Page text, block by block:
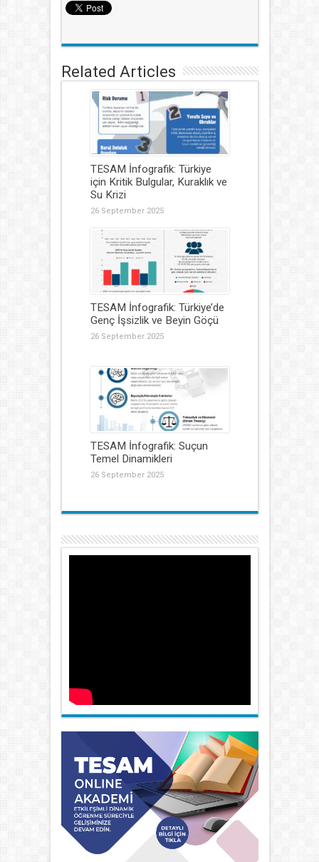
Related Articles
TESAM İnfografik: Türkiye
için Kritik Bulgular, Kuraklık ve
Su Krizi
26 September 2025
TESAM İnfografik: Türkiye’de
Genç İşsizlik ve Beyin Göçü
26 September 2025
TESAM İnfografik: Suçun
Temel Dinamikleri
26 September 2025